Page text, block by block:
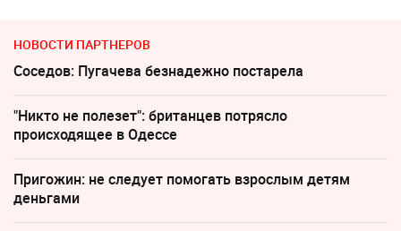
НОВОСТИ ПАРТНЕРОВ
Соседов: Пугачева безнадежно постарела
"Никто не полезет": британцев потрясло
происходящее в Одессе
Пригожин: не следует помогать взрослым детям
деньгами